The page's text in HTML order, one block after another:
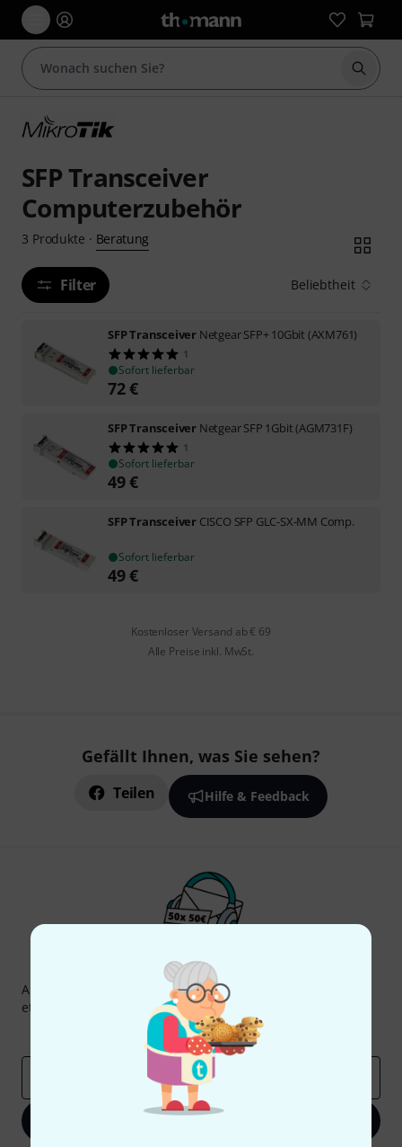
Suche
SFP Transceiver
Computerzubehör
3 Produkte · Beratung
Filter Beliebtheit
SFP Transceiver Netgear SFP+ 10Gbit (AXM761)
1
Sofort lieferbar
72€
SFP Transceiver Netgear SFP 1Gbit (AGM731F)
1
Sofort lieferbar
49€
SFP Transceiver CISCO SFP GLC-SX-MM Comp.
Sofort lieferbar
49€
Kostenloser Versand ab € 69
Alle Preise inkl. MwSt.
Gefällt Ihnen, was Sie sehen?
Teilen Hilfe & Feedback
Thomann Newsletter
Abonniere den Thomann Newsletter und gewinne mit
etwas Glück einen von50 Gutscheinen
Inspirierende Beiträge
Deals Thomann Insights
Jetzt anmelden